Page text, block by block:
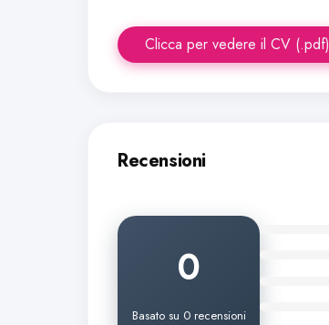
Clicca per vedere il CV (.pdf)
Recensioni
0
Basato su 0 recensioni